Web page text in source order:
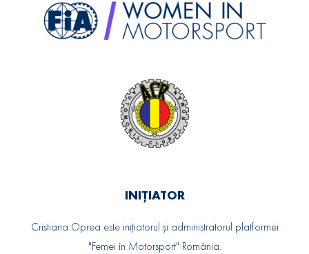
INIȚIATOR
Cristiana Oprea este inițiatorul și administratorul platformei
"Femei în Motorsport" România.